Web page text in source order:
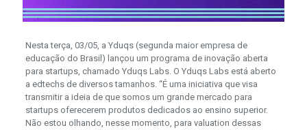
Nesta terça, 03/05, a Yduqs (segunda maior empresa de
educação do Brasil) lançou um programa de inovação aberta
para startups, chamado Yduqs Labs. O Yduqs Labs está aberto
a edtechs de diversos tamanhos. “É uma iniciativa que visa
transmitir a ideia de que somos um grande mercado para
startups oferecerem produtos dedicados ao ensino superior.
Não estou olhando, nesse momento, para valuation dessas